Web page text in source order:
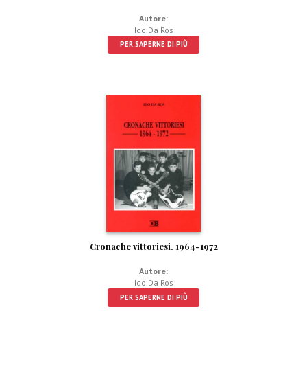
Autore:
Ido Da Ros
PER SAPERNE DI PIÙ
Cronache vittoriesi. 1964-1972
Autore:
Ido Da Ros
PER SAPERNE DI PIÙ